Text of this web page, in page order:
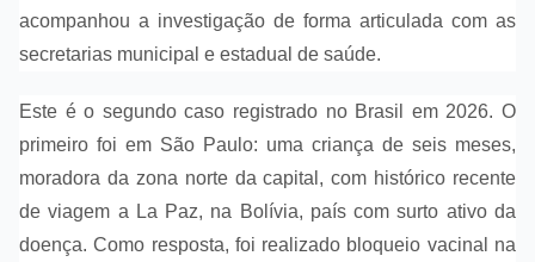
acompanhou a investigação de forma articulada com as
secretarias municipal e estadual de saúde.
Este é o segundo caso registrado no Brasil em 2026. O
primeiro foi em São Paulo: uma criança de seis meses,
moradora da zona norte da capital, com histórico recente
de viagem a La Paz, na Bolívia, país com surto ativo da
doença. Como resposta, foi realizado bloqueio vacinal na